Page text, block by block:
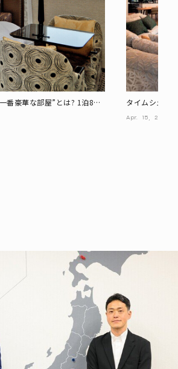
番豪華な部屋”とは? 1泊8万
インルーム」に行ってみた
タイムシェア
型・賃貸型・
Apr. 15, 2026